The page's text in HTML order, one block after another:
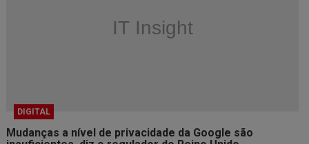
DIGITAL
Mudanças a nível de privacidade da Google são